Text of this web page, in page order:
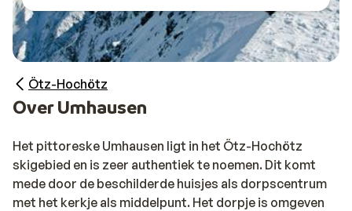
Ötz-Hochötz
Over Umhausen
Het pittoreske Umhausen ligt in het Ötz-Hochötz
skigebied en is zeer authentiek te noemen. Dit komt
mede door de beschilderde huisjes als dorpscentrum
met het kerkje als middelpunt. Het dorpje is omgeven